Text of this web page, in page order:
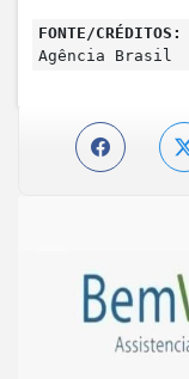
FONTE/CRÉDITOS:
Agência Brasil